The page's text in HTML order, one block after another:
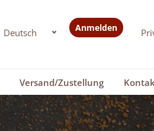
Anmelden
Versand/Zustellung